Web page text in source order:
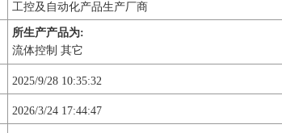
工控及自动化产品生产厂商
所生产产品为:
流体控制 其它
2025/9/28 10:35:32
2026/3/24 17:44:47